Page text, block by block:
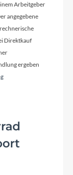
Arbeitgeber
angegebene
Direktkauf
ergeben